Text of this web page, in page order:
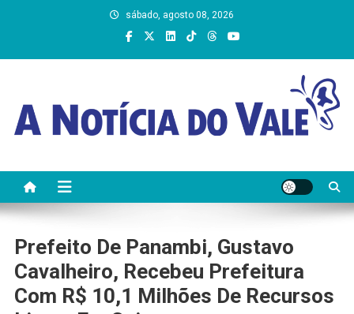
sábado, agosto 08, 2026
Prefeito De Panambi, Gustavo
Cavalheiro, Recebeu Prefeitura
Com R$ 10,1 Milhões De Recursos